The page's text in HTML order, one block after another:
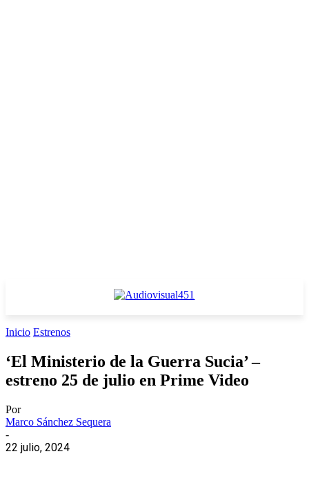
Inicio Estrenos
‘El Ministerio de la Guerra Sucia’ –
estreno 25 de julio en Prime Video
Por
Marco Sánchez Sequera
-
22 julio, 2024